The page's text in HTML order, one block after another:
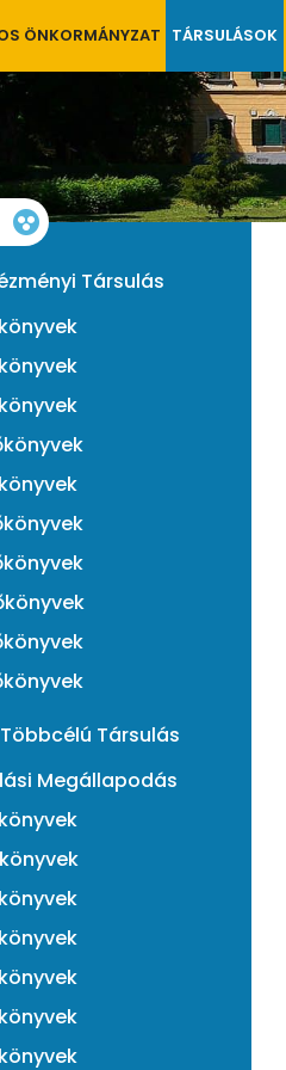
ÖNKORMÁNYZAT TÁRSULÁSOK
Társulás
Társulás
Megállapodás